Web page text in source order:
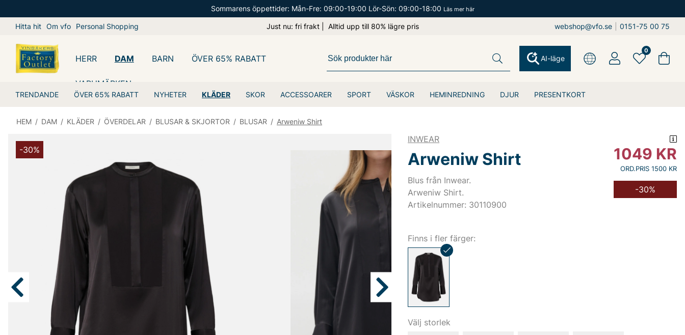
Sommarens öppettider: Mån-Fre: 09:00-19:00 Lör-Sön: 09:00-18:00 Läs mer här
Hitta hit Om vfo Personal Shopping Just nu: fri frakt | Alltid upp till 80% lägre pris webshop@vfo.se 0151-75 00 75
HERR DAM
TRENDANDE ÖVER 65% RABATT NYHETER KLÄDER SKOR ACCESSOARER SPORT VÄSKOR HEMINREDNING DJUR PRESENTKORT
BARN ÖVER 65% RABATT
VARUMÄRKEN
AI-läge
0
HEM / DAM / KLÄDER / ÖVERDELAR / BLUSAR & SKJORTOR / BLUSAR / Arweniw Shirt
-30%
INWEAR
Arweniw Shirt
Blus från Inwear.
Arweniw Shirt.
Artikelnummer: 30110900
1049 KR
ORD.PRIS 1500 KR
-30%
Finns i fler färger:
Välj storlek